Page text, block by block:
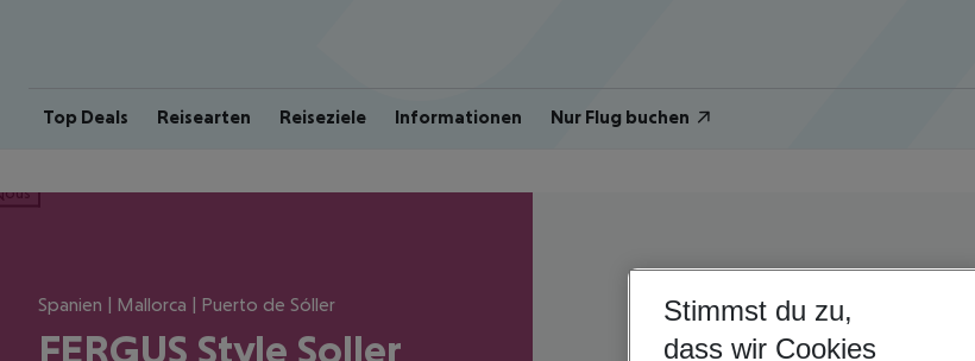
Top Deals Reisearten Reiseziele Informationen Nur Flug buchen
Spanien | Mallorca | Puerto de Sóller
FERGUS Style Soller
Stimmst du zu,
dass wir Cookies